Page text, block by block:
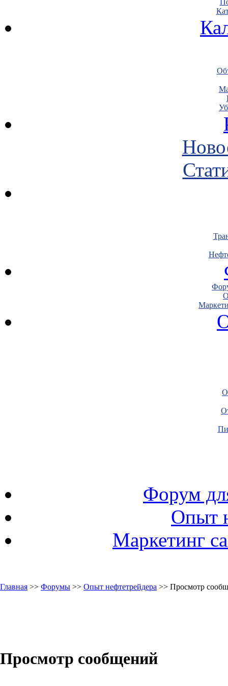
Форум
Опыт
Маркетинг
Главная >> Форумы >> Опыт нефтетрейдера >> Просмотр
Просмотр сообщений